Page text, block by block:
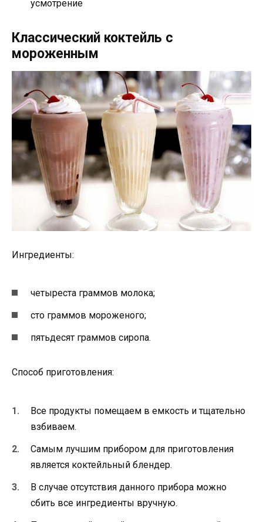
усмотрение
Классический коктейль с
мороженным
Ингредиенты:
четыреста граммов молока;
сто граммов мороженого;
пятьдесят граммов сиропа.
Способ приготовления:
Все продукты помещаем в емкость и тщательно
взбиваем.
Самым лучшим прибором для приготовления
является коктейльный блендер.
В случае отсутствия данного прибора можно
сбить все ингредиенты вручную.